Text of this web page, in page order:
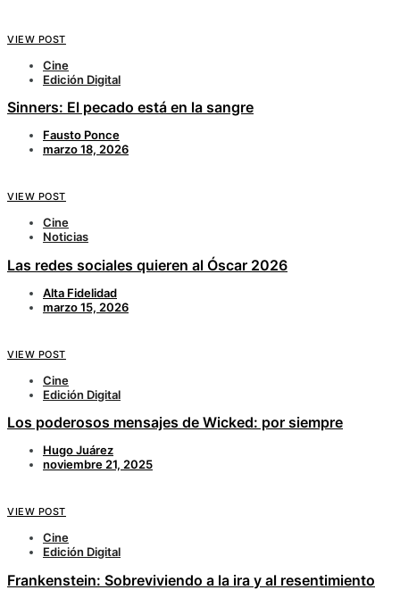
VIEW POST
Cine
Edición Digital
Sinners: El pecado está en la sangre
Fausto Ponce
marzo 18, 2026
VIEW POST
Cine
Noticias
Las redes sociales quieren al Óscar 2026
Alta Fidelidad
marzo 15, 2026
VIEW POST
Cine
Edición Digital
Los poderosos mensajes de Wicked: por siempre
Hugo Juárez
noviembre 21, 2025
VIEW POST
Cine
Edición Digital
Frankenstein: Sobreviviendo a la ira y al resentimiento